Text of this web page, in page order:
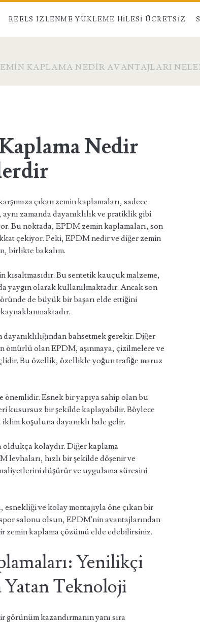
REELS IZLENME YÜKLEME HILESI ÜCRETSIZ
KAPLAMA NEDIR AVANTAJLARI
Nedir
çıkan zemin kaplamaları, sadece
zamanda dayanıklılık ve pratiklik gibi
Bu noktada, EPDM zemin kaplamaları, son
çekiyor. Peki, EPDM nedir ve diğer zemin
birlikte bakalım.
Bu sentetik kauçuk malzeme,
yaygın olarak kullanılmaktadır. Ancak son
de büyük bir başarı elde ettiğini
bahsetmek gerekir. Diğer
ömürlü olan EPDM, aşınmaya, çizilmelere ve
Bu özellik, özellikle yoğun trafiğe maruz
Esnek bir yapıya sahip olan bu
kusursuz bir şekilde kaplayabilir. Böylece
koşuluna dayanıklı hale gelir.
oldukça kolaydır. Diğer kaplama
levhaları, hızlı bir şekilde döşenir ve
düşürür ve uygulama süresini
esnekliği ve kolay montajıyla öne çıkan bir
salonu olsun, EPDM'nin avantajlarından
kaplama çözümü elde edebilirsiniz.
Yenilikçi
Teknoloji
kazandırmanın yanı sıra